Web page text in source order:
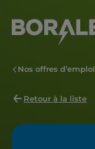
contenu
Nos offres d’emploi
Retour à la liste